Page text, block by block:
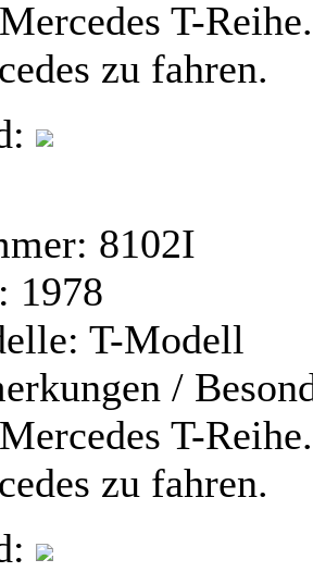
T-
zu fahren.
8102I
1978
T-Modell
/
T-
zu fahren.